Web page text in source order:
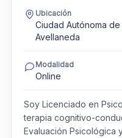
Ubicación
Ciudad Autónoma de
Avellaneda
Modalidad
Online
Soy Licenciado en
terapia cognitivo-
Evaluación Psicológica